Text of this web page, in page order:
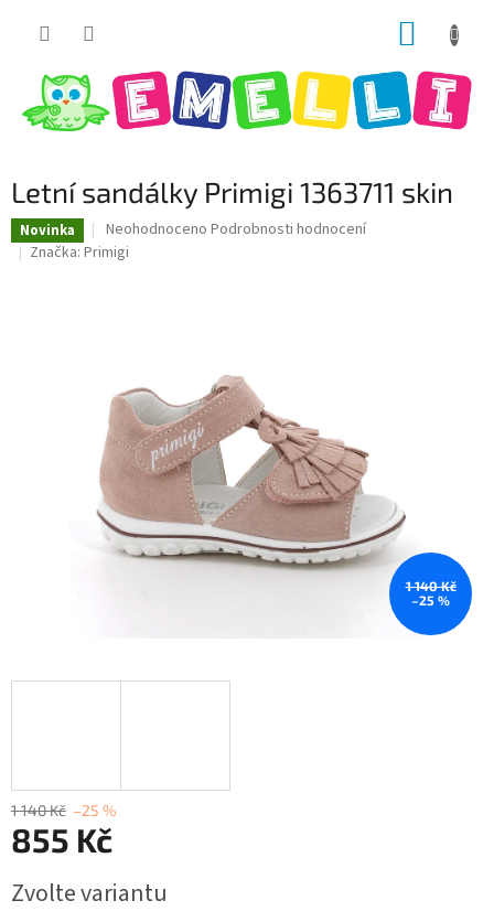
Letní sandálky Primigi 1363711 skin
Novinka
Průměrné
hodnocení
Neohodnoceno Podrobnosti hodnocení
Značka: Primigi
1 140 Kč
–25 %
1 140 Kč –25 %
855 Kč
cena:
Zvolte variantu